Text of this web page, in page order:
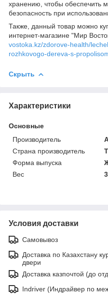
хранению, чтобы обеспечить
безопасность при
Также, данный товар можно
интернет-магазине "Мир
vostoka.kz/zdorove-health/
rozhkovogo-dereva-s-
Скрыть
Характеристики
Основные
Производитель
Страна производитель
Форма выпуска
Вес
Условия доставки
Самовывоз
Доставка по Казахстану
двери
Доставка казпочтой (до
Indriver (Индрайвер по